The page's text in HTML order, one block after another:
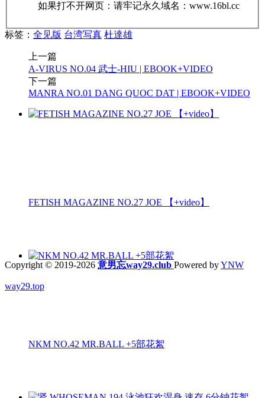
如果打不开网页：请牢记永久域名：www.16bl.cc
标签： 全见版 台湾写真 杜達雄
上一篇
A-VIRUS NO.04 武士-HIU | EBOOK+VIDEO
下一篇
MANRA NO.01 DANG QUOC DAT | EBOOK+VIDEO
FETISH MAGAZINE NO.27 JOE 【+video】
NKM NO.42 MR.BALL +5部花絮
Copyright © 2019-2026 意男忘way29.club Powered byYNW
way29.top